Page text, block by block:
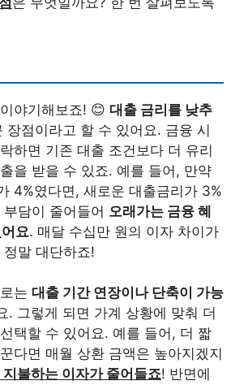
야기해보죠! 😊 대출 금리를 낮추
장점이라고 할 수 있어요. 금융 시
하면 기존 대출 조건보다 더 유리
을 받을 수 있죠. 예를 들어, 만약
4%였다면, 새로운 대출금리가 3%
담이 줄어들어 오래가는 금융 혜
요. 매달 수십만 원의 이자 차이가
말 대단하죠!
는 대출 기간 연장이나 단축이 가능
. 그렇게 되면 가계 상황에 맞춰 더
택할 수 있어요. 예를 들어, 더 짧
다면 매월 상환 금액은 높아지겠지
불하는 이자가 줄어들죠! 반면에